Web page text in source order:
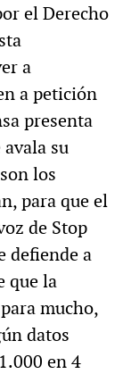
el Derecho
a
a petición
presenta
su
los
para que el
de Stop
defiende a
que la
mucho,
datos
en 4